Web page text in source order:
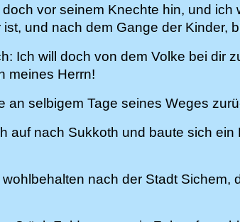
vor seinem Knechte hin, und
und nach dem Gange der Kinder,
Ich will doch von dem Volke bei dir
meines Herrn!
an selbigem Tage seines Weges
auf nach Sukkoth und baute sich
nach der Stadt